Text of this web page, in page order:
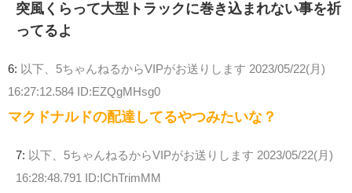
突風くらって大型トラックに巻き込まれない事を祈
ってるよ
6: 以下、5ちゃんねるからVIPがお送りします 2023/05/22(月)
16:27:12.584 ID:EZQgMHsg0
マクドナルドの配達してるやつみたいな？
7: 以下、5ちゃんねるからVIPがお送りします 2023/05/22(月)
16:28:48.791 ID:IChTrimMM